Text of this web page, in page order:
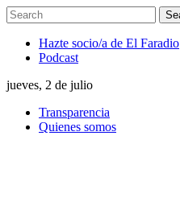
Hazte socio/a de El Faradio
Podcast
jueves, 2 de julio
Transparencia
Quienes somos